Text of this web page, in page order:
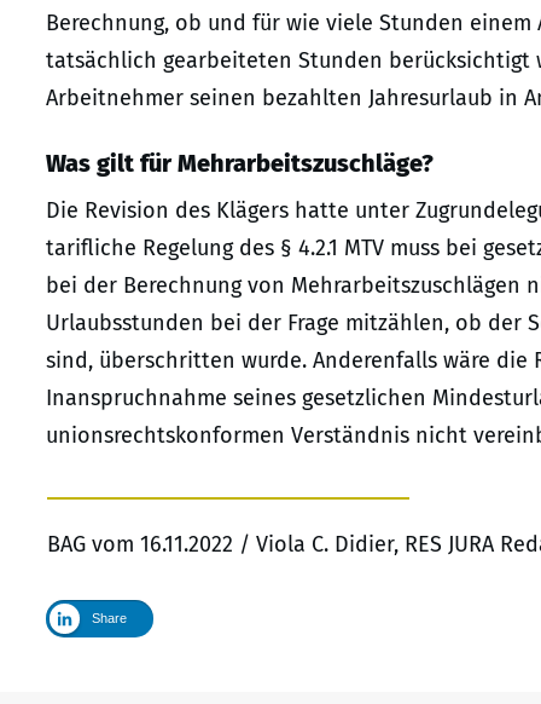
Berechnung, ob und für wie viele Stunden
tatsächlich gearbeiteten Stunden
Arbeitnehmer seinen bezahlten Jahresurlaub in
Was gilt für Mehrarbeitszuschläge?
Die Revision des Klägers hatte unter
tarifliche Regelung des § 4.2.1 MTV muss bei
bei der Berechnung von
Urlaubsstunden bei der Frage mitzählen, ob der
sind, überschritten wurde. Anderenfalls wäre
Inanspruchnahme seines gesetzlichen
unionsrechtskonformen Verständnis nicht
BAG vom 16.11.2022 / Viola C. Didier, RES JURA
Share